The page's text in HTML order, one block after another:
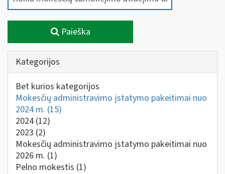
Paieška
Kategorijos
Bet kurios kategorijos
Mokesčių administravimo įstatymo pakeitimai nuo
2024 m. (15)
2024 (12)
2023 (2)
Mokesčių administravimo įstatymo pakeitimai nuo
2026 m. (1)
Pelno mokestis (1)